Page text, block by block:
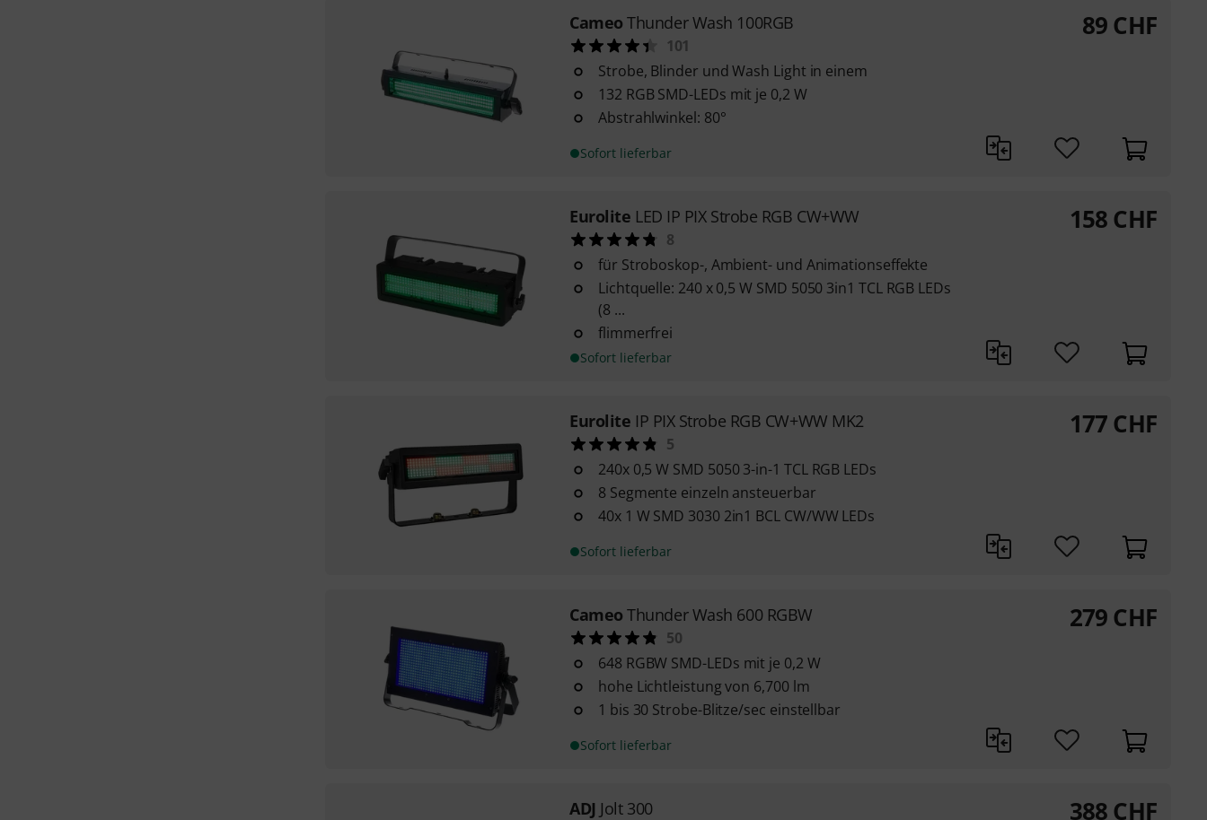
Cameo Thunder Wash 100RGB
101
Strobe, Blinder und Wash Light in einem
132 RGB SMD-LEDs mit je 0,2 W
Abstrahlwinkel: 80°
Sofort lieferbar
89CHF
Eurolite LED IP PIX Strobe RGB CW+WW
8
für Stroboskop-, Ambient- und Animationseffekte
Lichtquelle: 240 x 0,5 W SMD 5050 3in1 TCL RGB LEDs
(8 ...
flimmerfrei
Sofort lieferbar
158CHF
Eurolite IP PIX Strobe RGB CW+WW MK2
5
240x 0,5 W SMD 5050 3-in-1 TCL RGB LEDs
8 Segmente einzeln ansteuerbar
40x 1 W SMD 3030 2in1 BCL CW/WW LEDs
Sofort lieferbar
177CHF
Cameo Thunder Wash 600 RGBW
50
648 RGBW SMD-LEDs mit je 0,2 W
hohe Lichtleistung von 6,700 lm
1 bis 30 Strobe-Blitze/sec einstellbar
Sofort lieferbar
279CHF
ADJ Jolt 300 388CHF